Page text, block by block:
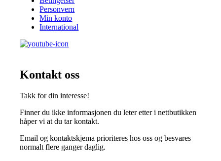
Personvern
Min konto
International
Kontakt oss
Takk for din interesse!
Finner du ikke informasjonen du leter etter i nettbutikken
håper vi at du tar kontakt.
Email og kontaktskjema prioriteres hos oss og besvares
normalt flere ganger daglig.